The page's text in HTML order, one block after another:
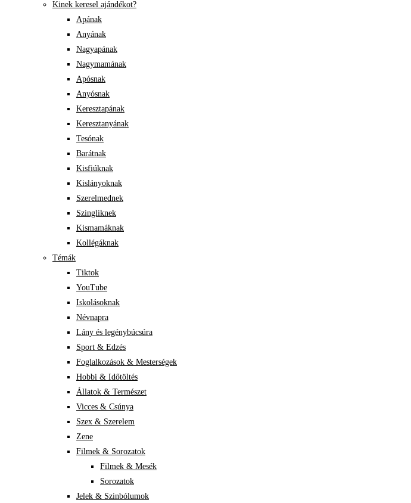
Kinek keresel ajándékot?
Apának
Anyának
Nagyapának
Nagymamának
Apósnak
Anyósnak
Keresztapának
Keresztanyának
Tesónak
Barátnak
Kisfiúknak
Kislányoknak
Szerelmednek
Szingliknek
Kismamáknak
Kollégáknak
Témák
Tiktok
YouTube
Iskolásoknak
Névnapra
Lány és legénybúcsúra
Sport & Edzés
Foglalkozások & Mesterségek
Hobbi & Időtöltés
Állatok & Természet
Vicces & Csúnya
Szex & Szerelem
Zene
Filmek & Sorozatok
Filmek & Mesék
Sorozatok
Jelek & Szinbólumok